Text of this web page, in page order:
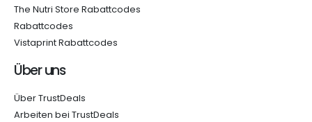
The Nutri Store Rabattcodes
Rabattcodes
Vistaprint Rabattcodes
Über uns
Über TrustDeals
Arbeiten bei TrustDeals